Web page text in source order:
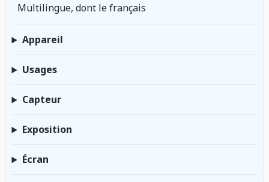
Multilingue, dont le français
Appareil
Usages
Capteur
Exposition
Écran